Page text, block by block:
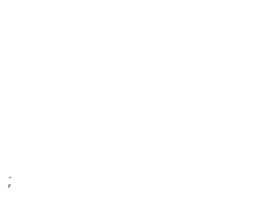
;